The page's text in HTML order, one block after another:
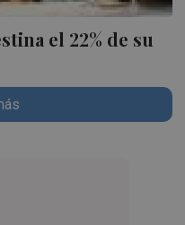
el 22% de su